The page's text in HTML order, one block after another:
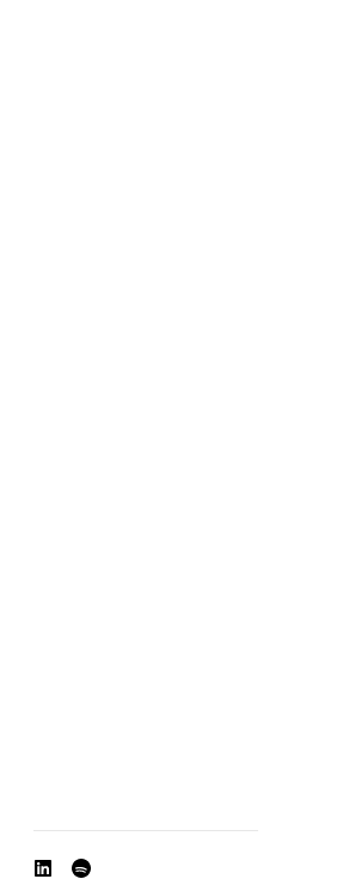
LinkedInSpotify